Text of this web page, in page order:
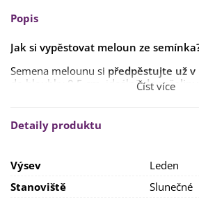
Popis
Jak si vypěstovat meloun ze
Semena melounu si předpěstujte už v
do hloubky 0,5 cm , ideálnědo rašeliny
Rostliny přesazujte
Nejvhodnější je pěstování
Melounům vyhovuje
kyprá
živin.
Číst více
Detaily produktu
Výsev
Leden
Stanoviště
Slunečné